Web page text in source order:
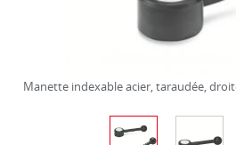
Manette indexable acier, taraudée,